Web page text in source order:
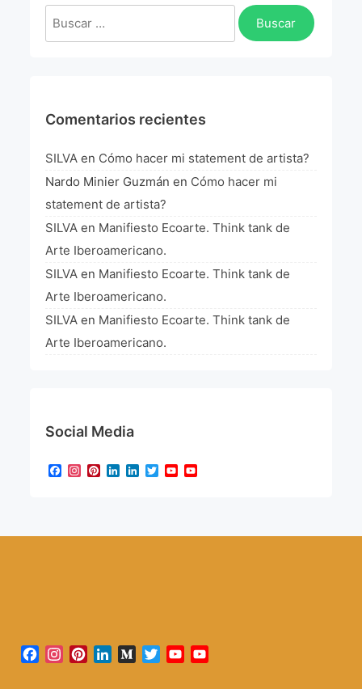
Manifiesto Ecoarte
Buscar:
Comentarios recientes
SILVA en Cómo hacer mi statement de artista?
Nardo Minier Guzmán en Cómo hacer mi
statement de artista?
SILVA en Manifiesto Ecoarte. Think tank de
Arte Iberoamericano.
SILVA en Manifiesto Ecoarte. Think tank de
Arte Iberoamericano.
SILVA en Manifiesto Ecoarte. Think tank de
Arte Iberoamericano.
Social Media
Facebook
Instagram
Pinterest
LinkedIn
LinkedIn
TwitterYouTube
Facebook
Instagram
PinterestLinkedInMediumTwitterYouTube